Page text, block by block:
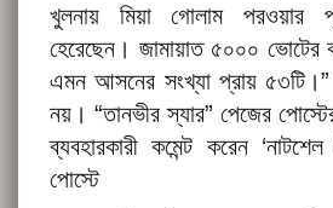
খুলনায় মিয়া গোলাম পরওয়ার
হেরেছেন। জামায়াত ৫০০০ ভোটের
এমন আসনের সংখ্যা প্রায়
নয়। “তানভীর স্যার” পেজের
ব্যবহারকারী কমেন্ট করেন
পোস্টে